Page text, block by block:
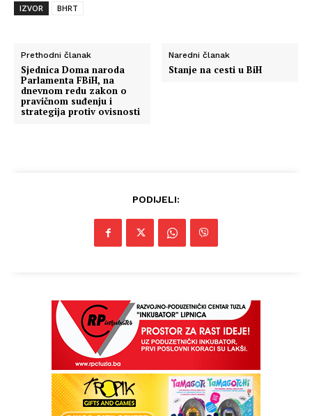
IZVOR BHRT
Prethodni članak
Sjednica Doma naroda
Parlamenta FBiH, na
dnevnom redu zakon o
pravičnom suđenju i
strategija protiv ovisnosti
Naredni članak
Stanje na cesti u BiH
PODIJELI: